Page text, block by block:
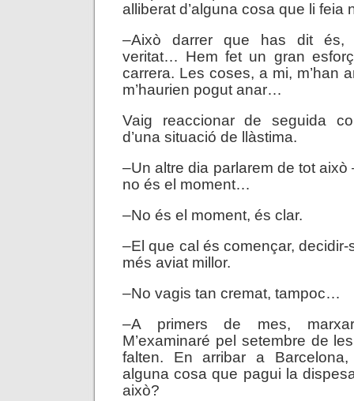
alliberat d’alguna cosa que li feia
–Això darrer que has dit és,
veritat… Hem fet un gran
carrera. Les coses, a mi, m’han
m’haurien pogut anar…
Vaig reaccionar de seguida
d’una situació de llàstima.
–Un altre dia parlarem de tot això
no és el moment…
–No és el moment, és clar.
–El que cal és començar,
més aviat millor.
–No vagis tan cremat, tampoc…
–A primers de mes,
M’examinaré pel setembre de
falten. En arribar a
alguna cosa que pagui la
això?